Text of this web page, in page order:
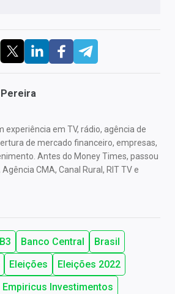
Pereira
experiência em TV, rádio, agência de
de mercado financeiro, empresas,
Antes do Money Times, passou
CMA, Canal Rural, RIT TV e
B3 Banco Central
Brasil
Eleições
Eleições 2022
Empiricus Investimentos